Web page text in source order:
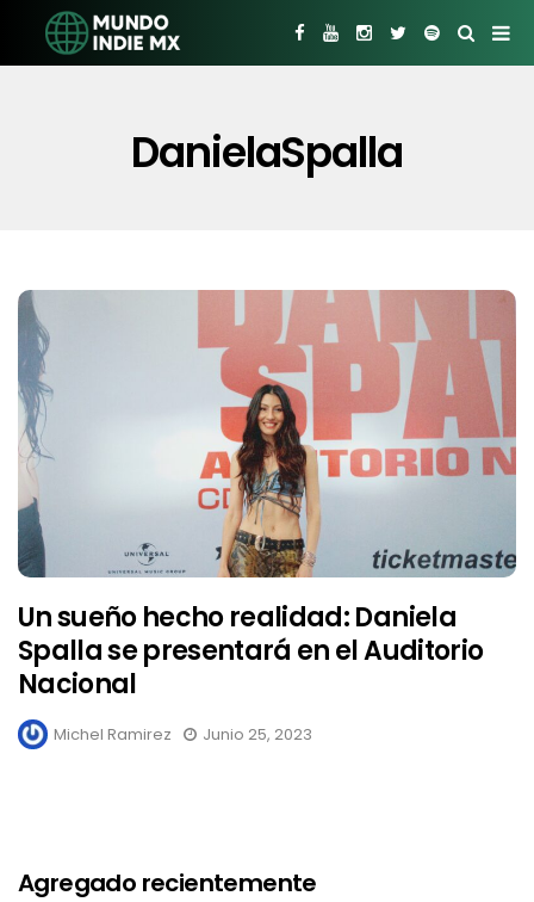
DanielaSpalla
Un sueño hecho realidad: Daniela
Spalla se presentará en el Auditorio
Nacional
Michel Ramirez Junio 25, 2023
Agregado recientemente